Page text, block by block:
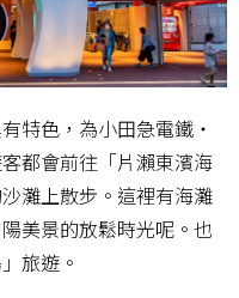
特色，為小田急電鐵・
都會前往「片瀨東濱海
灘上散步。這裡有海灘
美景的放鬆時光呢。也
旅遊。